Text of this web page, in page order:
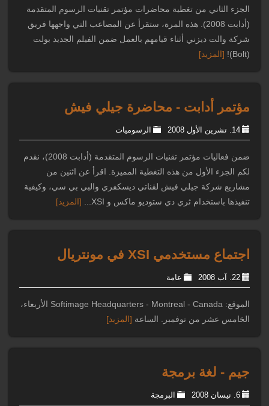
الجزء الثاني من تغطية محاضرات مؤتمر تقنيات الرسوم المتقدمة
(أدابت 2008). هذه المرة، ستقرأ عن المصاعب التي واجهها فريق
شركة والت ديزني أثناء قيامهم بالعمل ضمن الفيلم الجديد بولت
(Bolt)!
[المزيد]
مؤتمر أدابت - محاضرة جيلي فيش
14. تشرين الأول 2008 الرسوميات
ضمن فعاليات مؤتمر تقنيات الرسوم المتقدمة (أدابت 2008)، نقدم
لكم الجزء الأول من هذه التغطية المميزة. اقرأ عن اثنين من
مشاريع شركة جيلي فيش لقناتي ديسكفري والبي بي سي، وكيفية
تنفيذها باستخدام ثري دي ستوديو ماكس و XSI...
[المزيد]
اجتماع مستخدمي XSI في مونتريال
22. آب 2008 عامة
الموقع: Softimage Headquarters - Montreal - Canada الأربعاء،
الخامس عشر من نوفمبر. الساعة [المزيد]
جيم - لغة برمجة
6. نيسان 2008 البرمجة